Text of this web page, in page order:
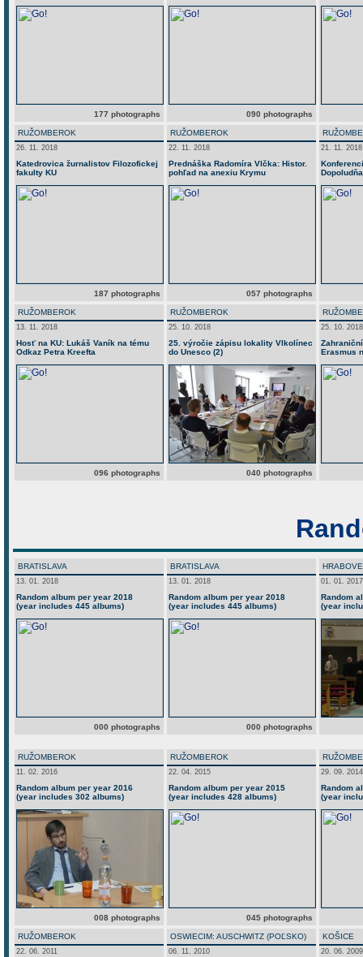
177 photographs 090 photographs
RUŽOMBEROK
26. 11. 2018
Katedrovica žurnalistov Filozofickej
fakulty KU
187 photographs
RUŽOMBEROK
22. 11. 2018
Prednáška Radomíra Vlčka: Histor.
pohľad na anexiu Krymu
057 photographs
21. 11. 2018
RUŽOMBEROK
13. 11. 2018
Hosť na KU: Lukáš Vaník na tému
Odkaz Petra Kreefta
096 photographs
RUŽOMBEROK
25. 10. 2018
25. výročie zápisu lokality Vlkolínec
do Unesco (2)
040 photographs
25. 10. 2018
Erasmus
BRATISLAVA
13. 01. 2018
Random album per year 2018
(year includes 445 albums)
000 photographs
BRATISLAVA
13. 01. 2018
Random album per year 2018
(year includes 445 albums)
000 photographs
01. 01. 2017
Random
(year
RUŽOMBEROK
11. 02. 2016
Random album per year 2016
(year includes 302 albums)
008 photographs
RUŽOMBEROK
22. 04. 2015
Random album per year 2015
(year includes 428 albums)
045 photographs
29. 09. 2014
Random
(year
RUŽOMBEROK
22. 06. 2011
OSWIECIM: AUSCHWITZ (POĽSKO)
06. 11. 2010
KOŠICE
20. 06. 2009